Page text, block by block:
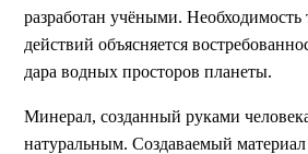
разработан учёными. Необходимость
действий объясняется
дара водных просторов планеты.
Минерал, созданный руками
натуральным. Создаваемый материал